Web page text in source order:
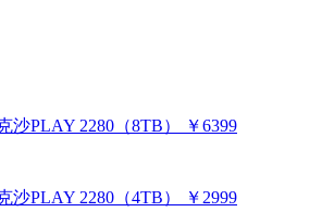
沙PLAY 2280（8TB） ￥6399
沙PLAY 2280（4TB） ￥2999